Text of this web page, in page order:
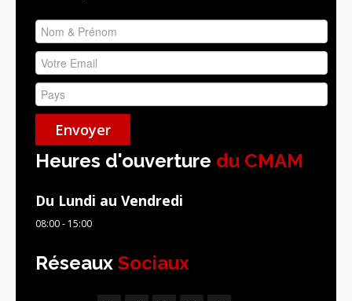
Heures d'ouverture du CMAM
Du Lundi au Vendredi
08:00 - 15:00
Réseaux Sociaux